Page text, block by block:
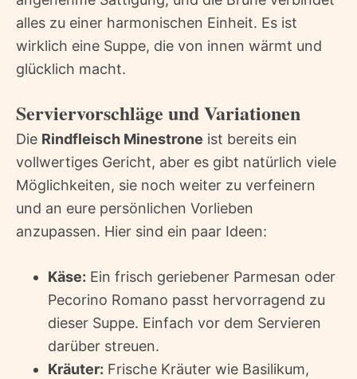
alles zu einer harmonischen Einheit. Es ist
wirklich eine Suppe, die von innen wärmt und
glücklich macht.
Serviervorschläge und Variationen
Die Rindfleisch Minestrone ist bereits ein
vollwertiges Gericht, aber es gibt natürlich viele
Möglichkeiten, sie noch weiter zu verfeinern
und an eure persönlichen Vorlieben
anzupassen. Hier sind ein paar Ideen:
Käse: Ein frisch geriebener Parmesan oder
Pecorino Romano passt hervorragend zu
dieser Suppe. Einfach vor dem Servieren
darüber streuen.
Kräuter: Frische Kräuter wie Basilikum,